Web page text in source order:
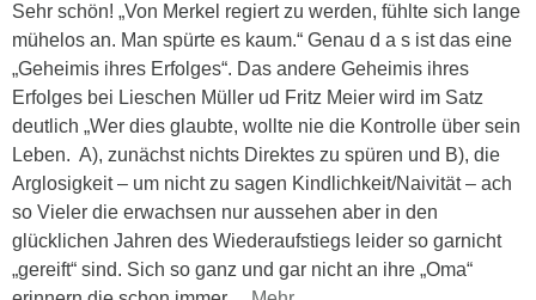
Sehr schön! „Von Merkel regiert zu werden, fühlte sich lange
mühelos an. Man spürte es kaum.“ Genau d a s ist das eine
„Geheimis ihres Erfolges“. Das andere Geheimis ihres
Erfolges bei Lieschen Müller ud Fritz Meier wird im Satz
deutlich „Wer dies glaubte, wollte nie die Kontrolle über sein
Leben. A), zunächst nichts Direktes zu spüren und B), die
Arglosigkeit – um nicht zu sagen Kindlichkeit/Naivität – ach
so Vieler die erwachsen nur aussehen aber in den
glücklichen Jahren des Wiederaufstiegs leider so garnicht
„gereift“ sind. Sich so ganz und gar nicht an ihre „Oma“